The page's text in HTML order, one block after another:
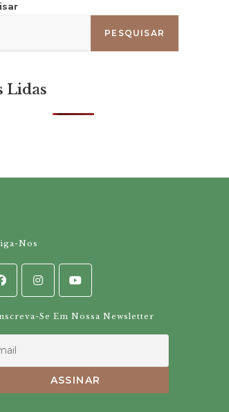
site
PESQUISAR
Lidas
Nos
Se Em Nossa Newsletter